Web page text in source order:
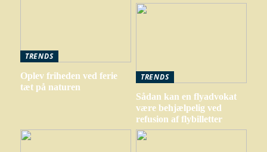
TRENDS
Oplev friheden ved ferie
tæt på naturen
TRENDS
Sådan kan en flyadvokat
være behjælpelig ved
refusion af flybilletter